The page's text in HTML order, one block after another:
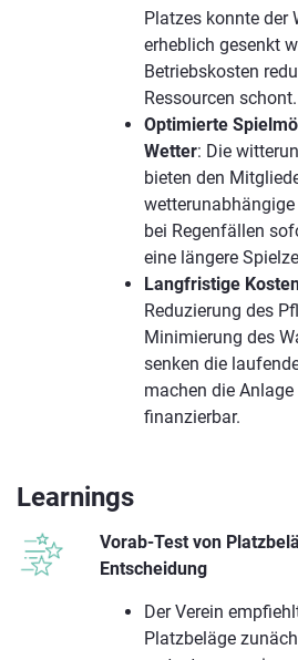
Platzes konnte der
erheblich gesenkt
Betriebskosten
Ressourcen schont.
Optimierte
Wetter: Die
bieten den
bei Regenfällen
eine längere
Langfristige
Reduzierung des
Minimierung des
senken die
machen die
finanzierbar.
Learnings
Vorab-Test von
Entscheidung
Der Verein
Platzbeläge